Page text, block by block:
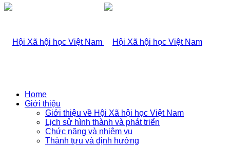
Home
Giới thiệu
Giới thiệu về Hội Xã hội học Việt Nam
Lịch sử hình thành và phát triển
Chức năng và nhiệm vụ
Thành tựu và định hướng